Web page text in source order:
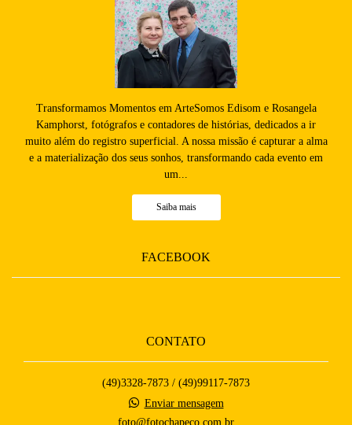
Transformamos Momentos em ArteSomos Edisom e Rosangela
Kamphorst, fotógrafos e contadores de histórias, dedicados a ir
muito além do registro superficial. A nossa missão é capturar a alma
e a materialização dos seus sonhos, transformando cada evento em
um...
Saiba mais
FACEBOOK
CONTATO
(49)3328-7873 / (49)99117-7873
Enviar mensagem
foto@fotochapeco.com.br